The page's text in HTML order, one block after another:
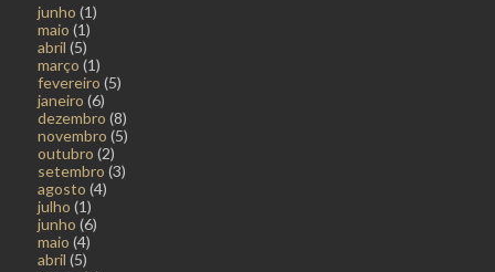
junho (1)
maio (1)
abril (5)
março (1)
fevereiro (5)
janeiro (6)
dezembro (8)
novembro (5)
outubro (2)
setembro (3)
agosto (4)
julho (1)
junho (6)
maio (4)
abril (5)